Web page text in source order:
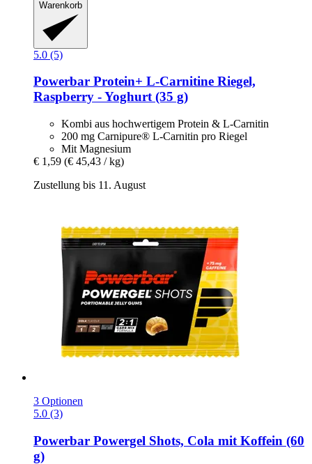
Warenkorb
5.0 (5)
Powerbar Protein+ L-​Carnitine Riegel,
Raspberry -​ Yoghurt (35 g)
Kombi aus hochwertigem Protein & L-Carnitin
200 mg Carnipure® L-Carnitin pro Riegel
Mit Magnesium
€ 1,59 (€ 45,43 / kg)
Zustellung bis 11. August
3 Optionen
5.0 (3)
Powerbar Powergel Shots, Cola mit Koffein (60
g)